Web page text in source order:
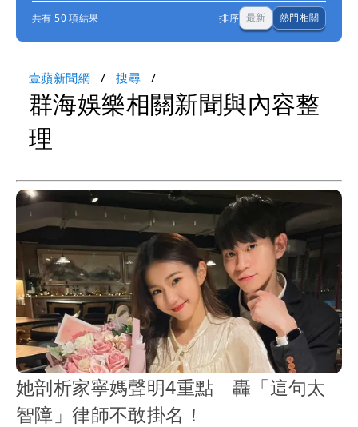
共有 50 項結果 排序 最新 熱門相關
壹蘋新聞網 搜尋
群海娛樂相關新聞與內容整
理
她剖析家寧媽聲明4重點 轟「這句太
智障」律師不敢掛名！